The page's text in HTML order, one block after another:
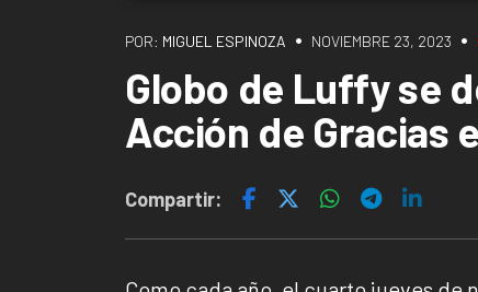
POR: MIGUEL ESPINOZA • NOVIEMBRE 23, 2023 •
Globo de Luffy se
Acción de Gracias
Compartir: